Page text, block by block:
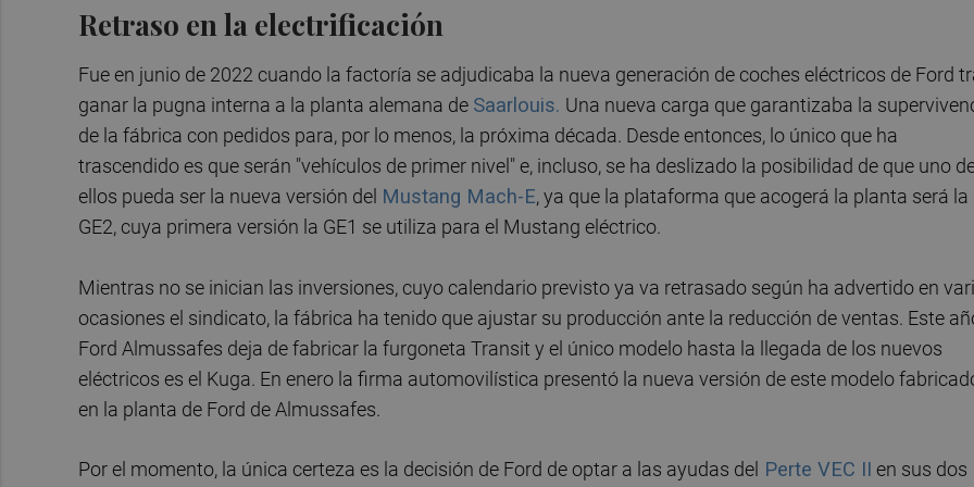
Retraso en la electrificación
Fue en junio de 2022 cuando la factoría se adjudicaba la nueva generación de coches eléctricos de Ford
ganar la pugna interna a la planta alemana de Saarlouis. Una nueva carga que garantizaba la
de la fábrica con pedidos para, por lo menos, la próxima década. Desde entonces, lo único que ha
trascendido es que serán "vehículos de primer nivel" e, incluso, se ha deslizado la posibilidad de que uno
ellos pueda ser la nueva versión del Mustang Mach-E, ya que la plataforma que acogerá la planta será la
GE2, cuya primera versión la GE1 se utiliza para el Mustang eléctrico.
Mientras no se inician las inversiones, cuyo calendario previsto ya va retrasado según ha advertido en
ocasiones el sindicato, la fábrica ha tenido que ajustar su producción ante la reducción de ventas. Este
Ford Almussafes deja de fabricar la furgoneta Transit y el único modelo hasta la llegada de los nuevos
eléctricos es el Kuga. En enero la firma automovilística presentó la nueva versión de este modelo
en la planta de Ford de Almussafes.
Por el momento, la única certeza es la decisión de Ford de optar a las ayudas del Perte VEC II en sus dos